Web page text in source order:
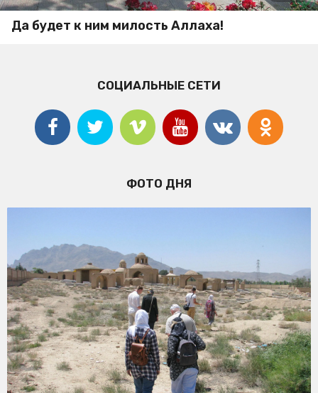
Да будет к ним милость Аллаха!
СОЦИАЛЬНЫЕ СЕТИ
ФОТО ДНЯ